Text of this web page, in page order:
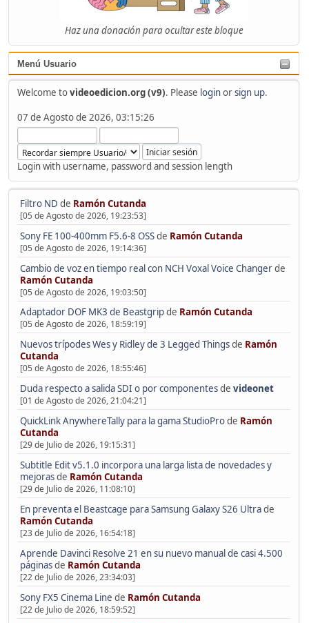
Haz una donación para ocultar este bloque
Menú Usuario
Welcome tovideoedicion.org (v9). Please loginorsign up.
07 de Agosto de 2026, 03:15:26
Login with username, password and session length
Filtro ND de Ramón Cutanda
[05 de Agosto de 2026, 19:23:53]
Sony FE 100-400mm F5.6-8 OSSde Ramón Cutanda
[05 de Agosto de 2026, 19:14:36]
Cambio de voz en tiempo real con NCH Voxal Voice Changerde
Ramón Cutanda
[05 de Agosto de 2026, 19:03:50]
Adaptador DOF MK3 de Beastgripde Ramón Cutanda
[05 de Agosto de 2026, 18:59:19]
Nuevos trípodes Wes y Ridley de 3 Legged Thingsde Ramón
Cutanda
[05 de Agosto de 2026, 18:55:46]
Duda respecto a salida SDI o por componentesde videonet
[01 de Agosto de 2026, 21:04:21]
QuickLink AnywhereTally para la gama StudioProde Ramón
Cutanda
[29 de Julio de 2026, 19:15:31]
Subtitle Edit v5.1.0 incorpora una larga lista de novedades y
mejorasde Ramón Cutanda
[29 de Julio de 2026, 11:08:10]
En preventa el Beastcage para Samsung Galaxy S26 Ultrade
Ramón Cutanda
[23 de Julio de 2026, 16:54:18]
Aprende Davinci Resolve 21 en su nuevo manual de casi 4.500
páginasde Ramón Cutanda
[22 de Julio de 2026, 23:34:03]
Sony FX5 Cinema Line de Ramón Cutanda
[22 de Julio de 2026, 18:59:52]